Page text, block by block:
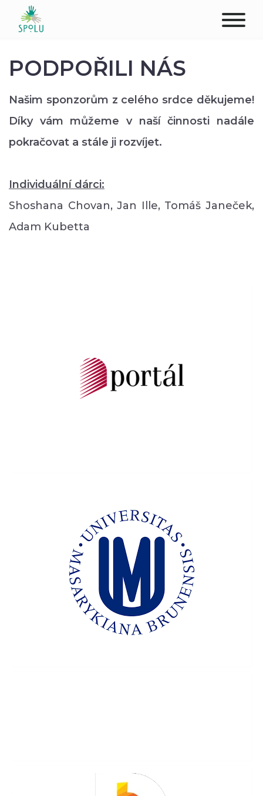
PODPOŘTE NÁS
PŮSOBIŠTĚ
PROFESIONÁLOVÉ
PODPOŘILI NÁS
Našim sponzorům z celého srdce děkujeme!
Díky vám můžeme v naší činnosti nadále
pokračovat a stále ji rozvíjet.
Individuální dárci:
Shoshana Chovan, Jan Ille, Tomáš Janeček,
Adam Kubetta